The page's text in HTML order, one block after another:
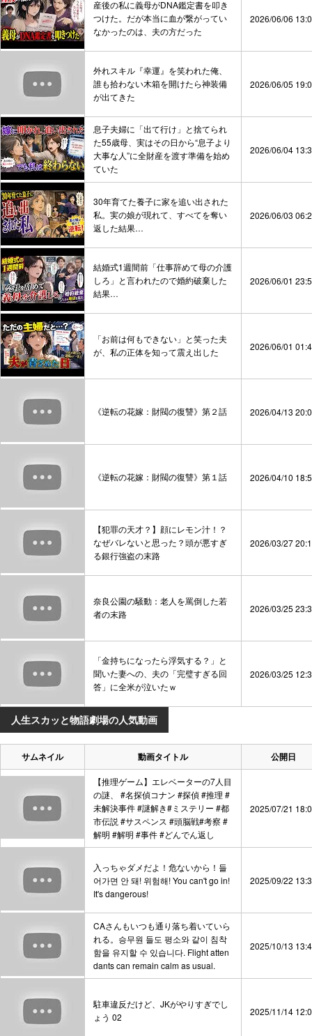
産後の私に義母がDNA鑑定書を叩き
つけた。だが本当に血が繋がってい
なかったのは、夫の方だった
2026/06/06
外れスキル『幸運』を笑われた俺、
誰も拾わない木箱を開けたら神装備
が出てきた
2026/06/05
息子夫婦に「出て行け」と捨てられ
た55歳母、実はその日から“息子より
大事な人”に全財産を渡す準備を始め
ていた
2026/06/04
30年育てた養子に家を追い出された
私。実の娘が現れて、すべてを奪い
返した結果…
2026/06/03
結婚式1週間前「仕事辞めて母の介護
しろ」と言われたので婚約破棄した
結果…
2026/06/01
「お前は何もできない」と笑った夫
が、私の正体を知って震え出した
2026/06/01
《逆転の花嫁：財閥の復讐》第２話 2026/04/13
《逆転の花嫁：財閥の復讐》第１話 2026/04/10
【犯罪の天才？】顔にレモン汁！？
なぜバレないと思った？頭が悪すぎ
る銀行強盗の末路
2026/03/27
奈良公園の騒動：老人を罵倒した若
者の末路
2026/03/25
「金持ちになったら浮気する？」と
聞いた妻への、夫の「完璧すぎる回
答」に全米が泣いたｗ
2026/03/25
人生スカッと物語劇場の人気動画
サムネイル 動画タイトル 公開日
【推理ゲーム】エレベーターの7人目
の謎、 #名探偵コナン #探偵 #推理 #
未解決事件 #謎解き#ミステリー #都
市伝説 #サスペンス #頭脳戦#考察 #
解明 #解明 #事件 #どんでん返し
2025/07/21
入っちゃダメだよ！危ないから！들
어가면 안 돼! 위험해! You can't go in!
It's dangerous!
2025/09/22
CAさんもいつも通り落ち着いていら
れる。승무원 들도 평소와 같이 침착
함을 유지할 수 있습니다. Flight atten
dants can remain calm as usual.
2025/10/13
駐車違反だけど、JKがやりすぎでし
ょう 02
2025/11/14